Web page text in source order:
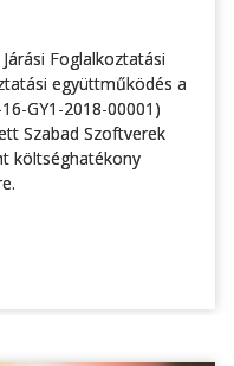
Foglalkoztatási
együttműködés a
GY1-2018-00001)
Szabad Szoftverek
költséghatékony